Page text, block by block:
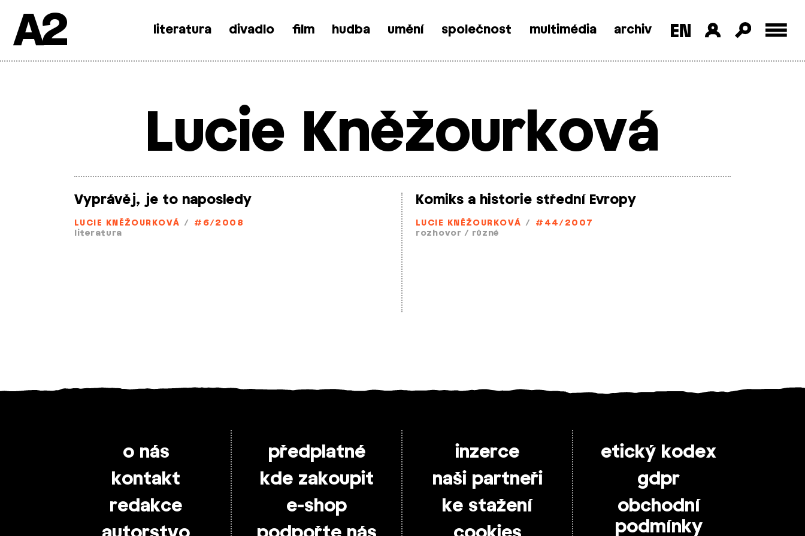
SkipA2 literatura divadlo film hudba umění společnost multimédia archiv
Lucie Kněžourková
Vyprávěj, je to naposledy
LUCIE KNĚŽOURKOVÁ /
#6/2008
literatura
Komiks a historie střední Evropy
LUCIE KNĚŽOURKOVÁ /
#44/2007
rozhovor / různé
o nás
kontakt
redakce
předplatné
kde zakoupit
e-shop
inzerce
naši partneři
ke stažení
etický kodex
gdpr
obchodní
podmínky